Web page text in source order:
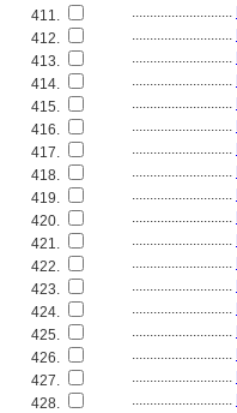
411.
............................
412.
............................
413.
............................
414.
............................
415.
............................
416.
............................
417.
............................
418.
............................
419.
............................
420.
............................
421.
............................
422.
............................
423.
............................
424.
............................
425.
............................
426.
............................
427.
............................
428.
............................